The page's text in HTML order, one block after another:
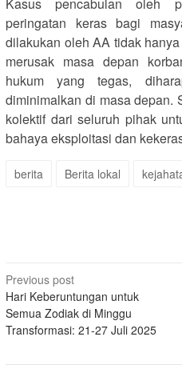
Kasus pencabulan oleh
peringatan keras bagi
dilakukan oleh AA tidak
merusak masa depan
hukum yang tegas,
diminimalkan di masa depan.
kolektif dari seluruh pihak
bahaya eksploitasi dan
berita Berita lokal
Post
navigation
Previous post
Hari Keberuntungan untuk
Semua Zodiak di Minggu
Transformasi: 21-27 Juli 2025